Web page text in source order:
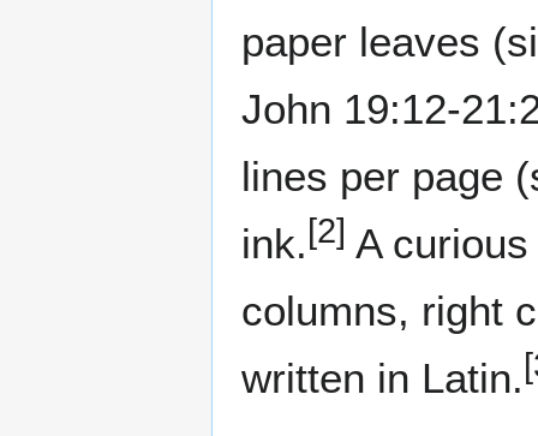
paper leaves
John 19:12-
lines per page
ink. [2] A
columns, right
written in Latin.